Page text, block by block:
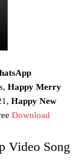
Happy Merry
Happy New
Download
Video Song